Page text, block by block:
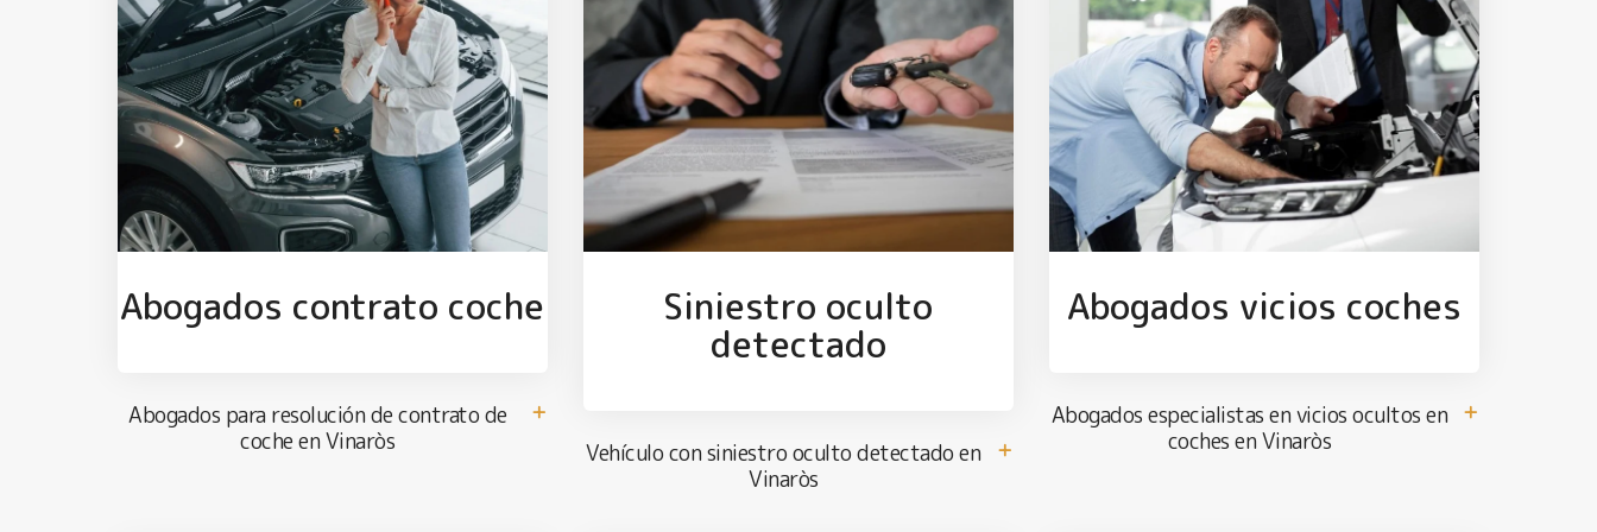
Abogados contrato coche
Abogados para resolución de contrato de
coche en Vinaròs
Siniestro oculto
detectado
Vehículo con siniestro oculto detectado en
Vinaròs
Abogados vicios coches
Abogados especialistas en vicios ocultos en
coches en Vinaròs